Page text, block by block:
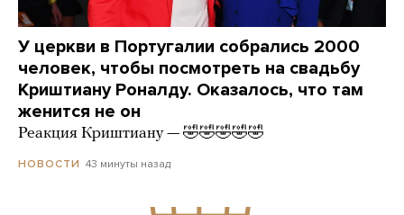
У церкви в Португалии собрались 2000
человек, чтобы посмотреть на свадьбу
Криштиану Роналду. Оказалось, что там
женится не он
Реакция Криштиану — 🤣🤣🤣🤣🤣
НОВОСТИ 43 минуты назад